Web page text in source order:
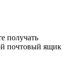
получать
почтовый ящик